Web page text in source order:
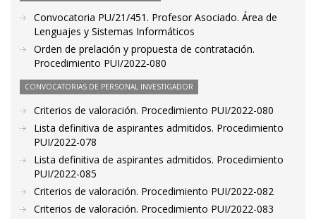
Convocatoria PU/21/451. Profesor Asociado. Área de
Lenguajes y Sistemas Informáticos
Orden de prelación y propuesta de contratación.
Procedimiento PUI/2022-080
CONVOCATORIAS DE PERSONAL INVESTIGADOR
Criterios de valoración. Procedimiento PUI/2022-080
Lista definitiva de aspirantes admitidos. Procedimiento
PUI/2022-078
Lista definitiva de aspirantes admitidos. Procedimiento
PUI/2022-085
Criterios de valoración. Procedimiento PUI/2022-082
Criterios de valoración. Procedimiento PUI/2022-083